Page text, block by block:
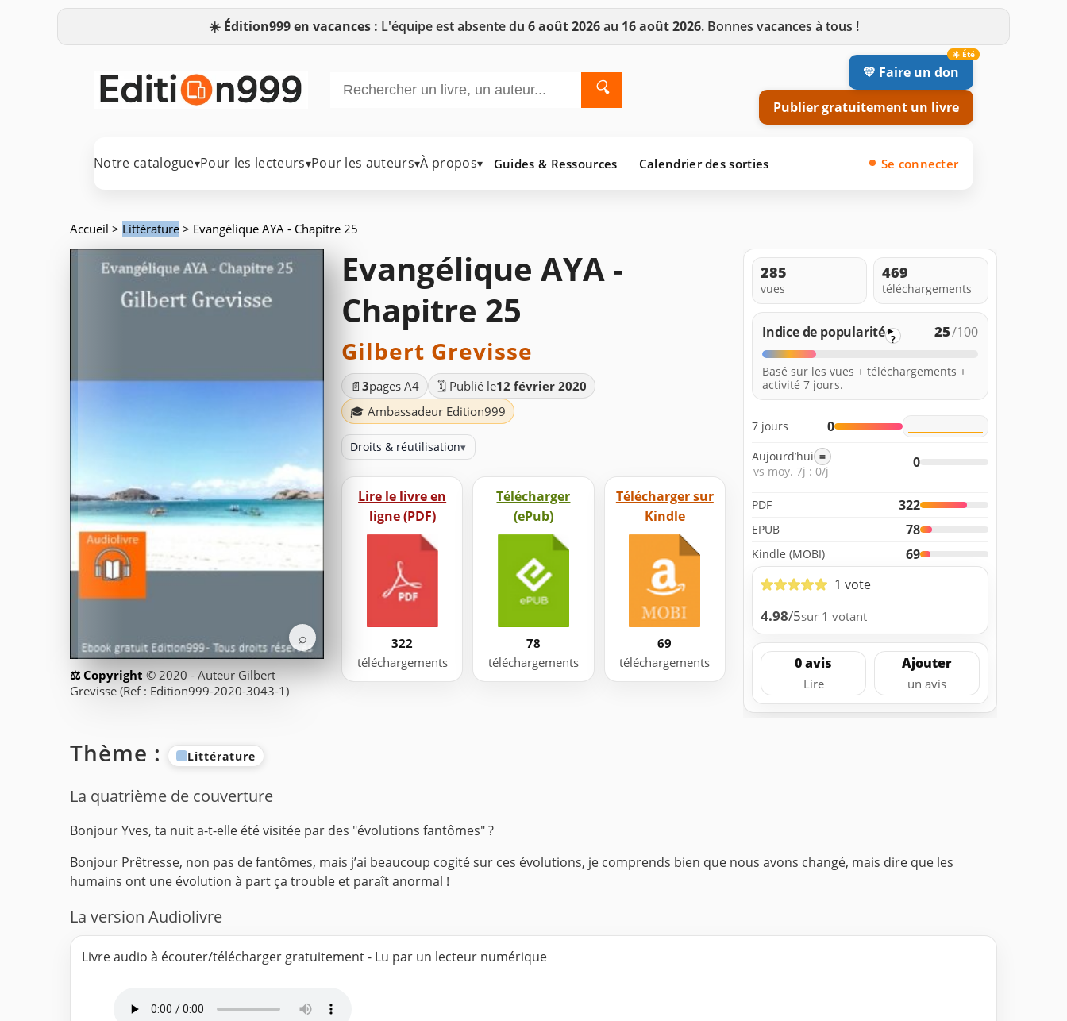
☀️ Édition999 en vacances : L'équipe est absente du 6 août 2026au 16 août 2026. Bonnes vacances à tous !
🔍
💛 Faire un don
Publier gratuitement un livre
Notre catalogue▾Pour les lecteurs▾Pour les auteurs▾À propos▾ Guides & Ressources Calendrier des sorties Se connecter
Accueil > Littérature > Evangélique AYA - Chapitre 25
⌕
© 2020 - Auteur Gilbert
Grevisse (Ref : Edition999-2020-3043-1)
Evangélique AYA -
Chapitre 25
Gilbert Grevisse
📄 3pages A4 🗓️ Publié le12 février 2020
🎓 Ambassadeur Edition999
Droits & réutilisation▾
Lire le livre en
ligne (PDF)
322
téléchargements
Télécharger
(ePub)
78
téléchargements
Télécharger sur
Kindle
69
téléchargements
285
vues
469
téléchargements
Indice de popularité ? 25/100
Basé sur les vues + téléchargements +
activité 7 jours.
7 jours 0
Aujourd’hui =
vs moy. 7j : 0/j
0
PDF 322
EPUB 78
Kindle (MOBI)
69
1 vote
4.98/5sur 1 votant
0 avis
Lire
Ajouter
un avis
Thème : Littérature
La quatrième de couverture
Bonjour Yves, ta nuit a-t-elle été visitée par des "évolutions fantômes" ?
Bonjour Prêtresse, non pas de fantômes, mais j’ai beaucoup cogité sur ces évolutions, je comprends bien que nous avons changé, mais dire que les
humains ont une évolution à part ça trouble et paraît anormal !
La version Audiolivre
Livre audio à écouter/télécharger gratuitement - Lu par un lecteur numérique